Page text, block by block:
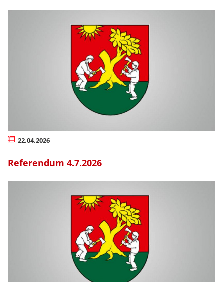
22.04.2026
Referendum 4.7.2026